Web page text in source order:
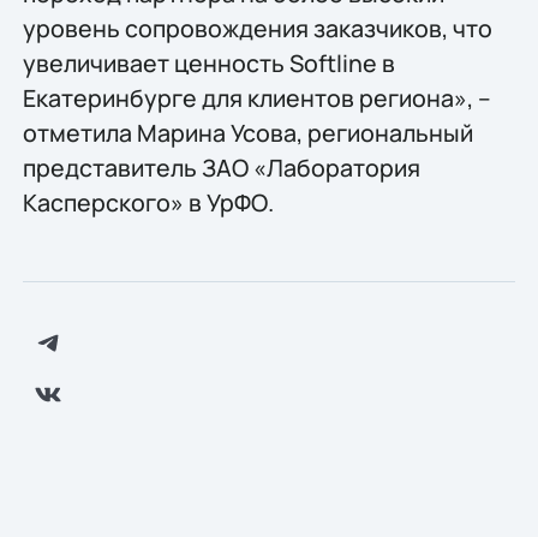
уровень сопровождения заказчиков, что
увеличивает ценность Softline в
Екатеринбурге для клиентов региона», –
отметила Марина Усова, региональный
представитель ЗАО «Лаборатория
Касперского» в УрФО.